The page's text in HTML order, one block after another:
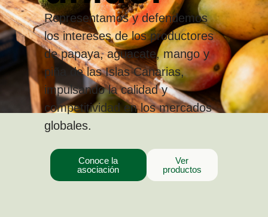
Representamos y defendemos
los intereses de los productores
de papaya, aguacate, mango y
piña de las Islas Canarias,
impulsando la calidad y
competitividad en los mercados
globales.
Conoce la
asociación
Ver
productos